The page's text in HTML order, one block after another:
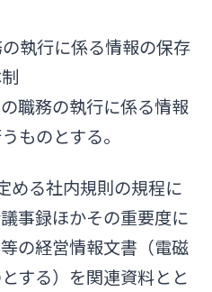
執行に係る情報の保存
職務の執行に係る情報
ものとする。
める社内規則の規程に
事録ほかその重要度に
の経営情報文書（電磁
する）を関連資料とと